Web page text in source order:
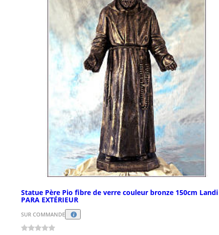
Statue Père Pio fibre de verre couleur bronze 150cm Landi
PARA EXTÉRIEUR
SUR COMMANDE